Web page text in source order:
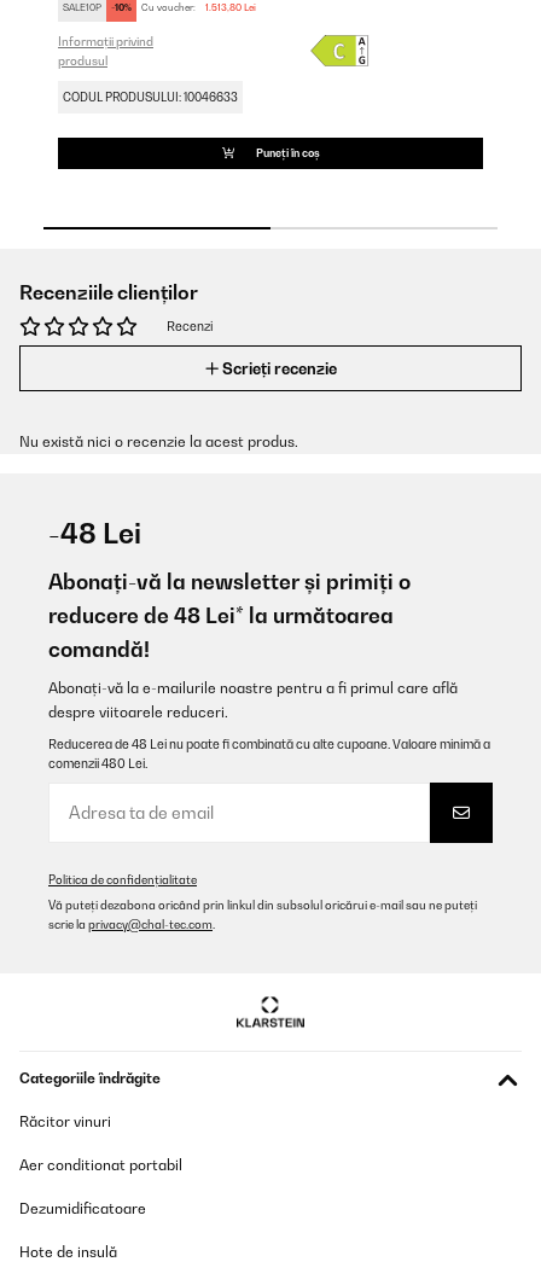
SALE10P -10% Cu voucher: 1.513,80 Lei
Informații privind
produsul
CODUL PRODUSULUI: 10046633
Puneți în coș
Recenziile clienților
Recenzi
Scrieți recenzie
Nu există nici o recenzie la acest produs.
-48 Lei
Abonați-vă la newsletter și primiți o
reducere de 48 Lei* la următoarea
comandă!
Abonați-vă la e-mailurile noastre pentru a fi primul care află
despre viitoarele reduceri.
Reducerea de 48 Lei nu poate fi combinată cu alte cupoane. Valoare minimă a
comenzii 480 Lei.
Politica de confidențialitate
Vă puteți dezabona oricând prin linkul din subsolul oricărui e-mail sau ne puteți
scrie la privacy@chal-tec.com
Categoriile îndrăgite
Răcitor vinuri
Aer conditionat portabil
Dezumidificatoare
Hote de insulă